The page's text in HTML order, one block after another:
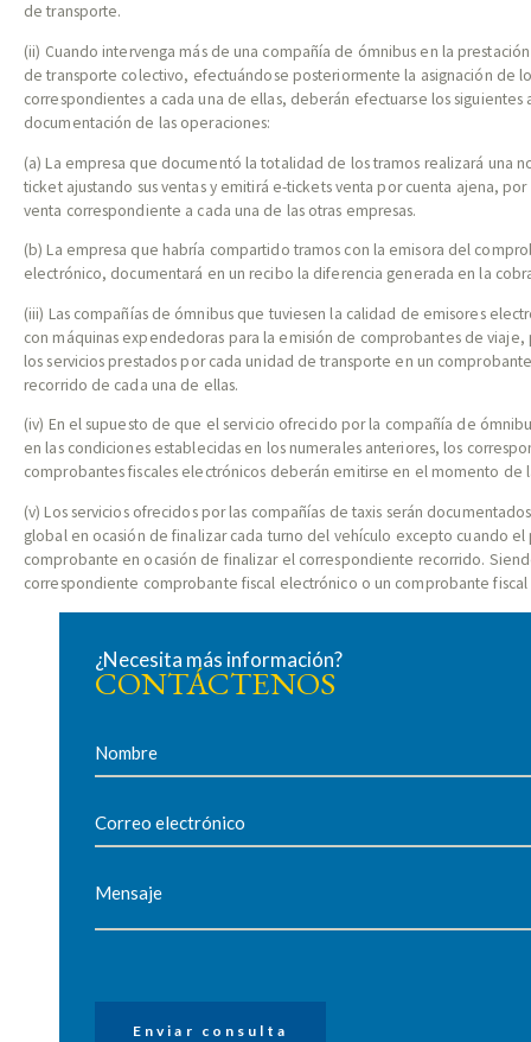
REPORTE TRIBUTARIO N°66
de transporte.
(ii) Cuando intervenga más de una compañía de ómnibus en la
de transporte colectivo, efectuándose posteriormente la asignación de
correspondientes a cada una de ellas, deberán efectuarse los siguientes
documentación de las operaciones:
(a) La empresa que documentó la totalidad de los tramos realizará una
ticket ajustando sus ventas y emitirá e-tickets venta por cuenta ajena,
venta correspondiente a cada una de las otras empresas.
(b) La empresa que habría compartido tramos con la emisora del
electrónico, documentará en un recibo la diferencia generada en la
(iii) Las compañías de ómnibus que tuviesen la calidad de emisores
con máquinas expendedoras para la emisión de comprobantes de
los servicios prestados por cada unidad de transporte en un
recorrido de cada una de ellas.
(iv) En el supuesto de que el servicio ofrecido por la compañía de
en las condiciones establecidas en los numerales anteriores, los
comprobantes fiscales electrónicos deberán emitirse en el momento de
(v) Los servicios ofrecidos por las compañías de taxis serán
global en ocasión de finalizar cada turno del vehículo excepto cuando el
comprobante en ocasión de finalizar el correspondiente recorrido.
correspondiente comprobante fiscal electrónico o un comprobante
¿Necesita más información?
CONTÁCTENOS